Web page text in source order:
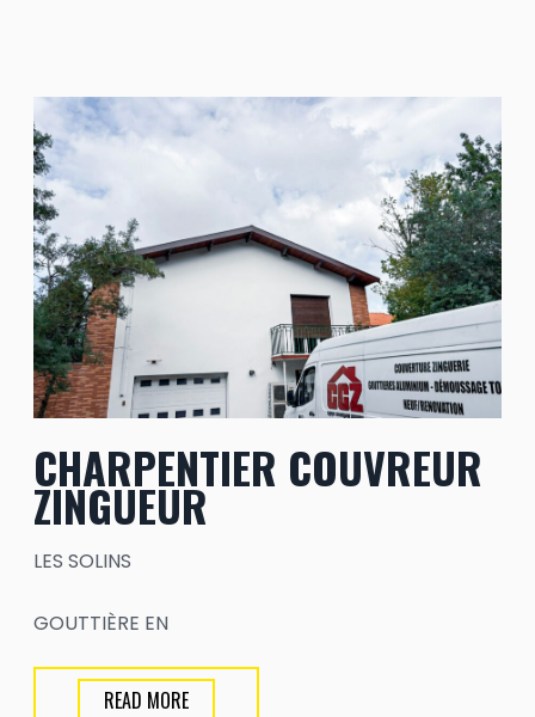
CHARPENTIER COUVREUR
ZINGUEUR
LES SOLINS
GOUTTIÈRE EN
READ MORE